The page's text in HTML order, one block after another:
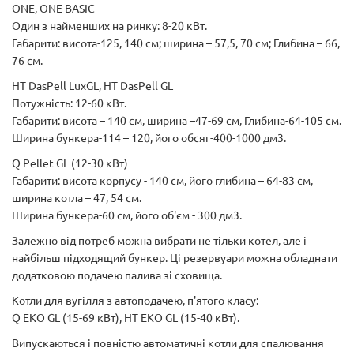
ONE, ONE BASIC
Один з найменших на ринку: 8-20 кВт.
Габарити: висота-125, 140 см; ширина – 57,5, 70 см; Глибина – 66,
76 см.
HT DasPell LuxGL , HT DasPell GL
Потужність: 12-60 кВт.
Габарити: висота – 140 см, ширина –47-69 см, Глибина-64-105 см.
Ширина бункера-114 – 120, його обсяг-400-1000 дм3.
Q Pellet GL (12-30 кВт)
Габарити: висота корпусу - 140 см, його глибина – 64-83 см,
ширина котла – 47, 54 см.
Ширина бункера-60 см, його об'єм - 300 дм3.
Залежно від потреб можна вибрати не тільки котел, але і
найбільш підходящий бункер. Ці резервуари можна обладнати
додатковою подачею палива зі сховища.
Котли для вугілля з автоподачею, п'ятого класу:
Q EKO GL (15-69 кВт), HT EKO GL (15-40 кВт).
Випускаються і повністю автоматичні котли для спалювання